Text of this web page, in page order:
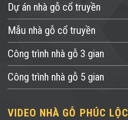
Dự án nhà gỗ cổ truyền
Mẫu nhà gỗ cổ truyền
Công trình nhà gỗ 3 gian
Công trình nhà gỗ 5 gian
VIDEO NHÀ GỖ PHÚC LỘC